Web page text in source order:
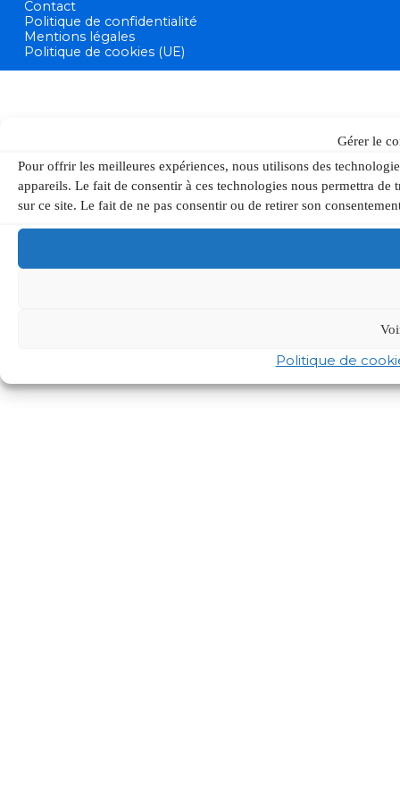
Gérer le
Pour offrir les meilleures expériences, nous utilisons des
appareils. Le fait de consentir à ces technologies nous permettra
sur ce site. Le fait de ne pas consentir ou de retirer son
Politique de
Contact
Politique de confidentialité
Mentions légales
Politique de cookies (UE)